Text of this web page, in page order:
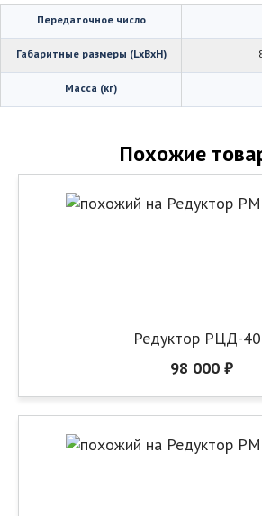
Передаточное число
Габаритные размеры (LхBхH)
Масса (кг)
Похожие
Редуктор РЦД-
98 000 ₽